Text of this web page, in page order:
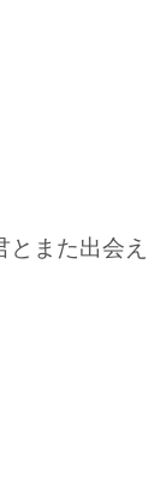
また出会え